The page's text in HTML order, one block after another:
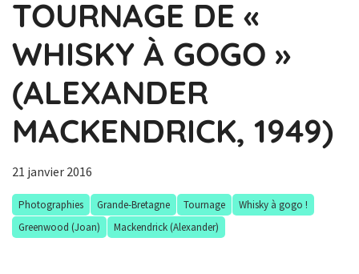
TOURNAGE DE «
WHISKY À GOGO »
(ALEXANDER
MACKENDRICK, 1949)
21 janvier 2016
Photographies Grande-Bretagne Tournage
Whisky à gogo !
Greenwood (Joan)
Mackendrick (Alexander)